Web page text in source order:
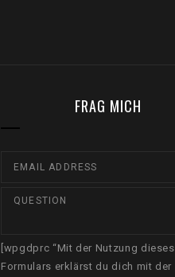
FRAG MICH
[wpgdprc “Mit der Nutzung dieses
Formulars erklärst du dich mit der